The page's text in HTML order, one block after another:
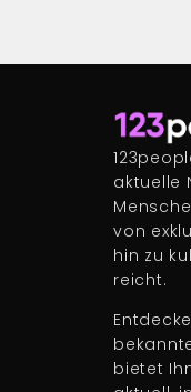
aktuelle
von
hin zu
reicht.
bietet